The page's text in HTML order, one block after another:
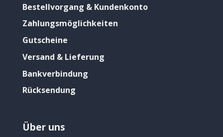
Bestellvorgang & Kundenkonto
Zahlungsmöglichkeiten
Gutscheine
Versand & Lieferung
Bankverbindung
Rücksendung
Über uns